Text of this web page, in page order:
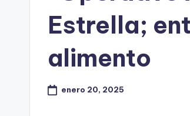
Estrella;
alimento
enero 20, 2025